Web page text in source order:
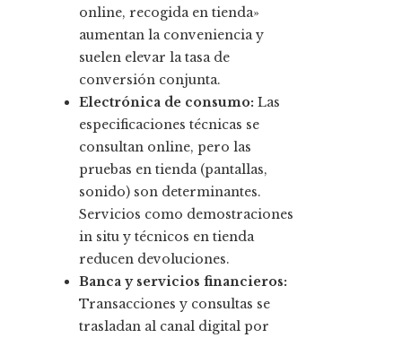
online, recogida en tienda»
aumentan la conveniencia y
suelen elevar la tasa de
conversión conjunta.
Electrónica de consumo: Las
especificaciones técnicas se
consultan online, pero las
pruebas en tienda (pantallas,
sonido) son determinantes.
Servicios como demostraciones
in situ y técnicos en tienda
reducen devoluciones.
Banca y servicios financieros:
Transacciones y consultas se
trasladan al canal digital por